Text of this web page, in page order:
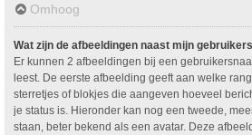
Omhoog
Wat zijn de afbeeldingen naast mijn
Er kunnen 2 afbeeldingen bij een
leest. De eerste afbeelding geeft aan welke
sterretjes of blokjes die aangeven hoeveel
je status is. Hieronder kan nog een tweede,
staan, beter bekend als een avatar. Deze